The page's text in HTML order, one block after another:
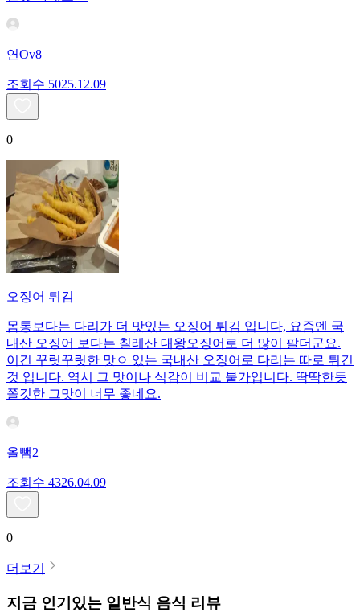
연Ov8
조회수 5025.12.09
0
오징어 튀김
몸통보다는 다리가 더 맛있는 오징어 튀김 입니다, 요즘엔 국
내산 오징어 보다는 칠레산 대왕오징어로 더 많이 팔더군요.
이건 꾸릿꾸릿한 맛ㅇ 있는 국내산 오징어로 다리는 따로 튀긴
것 입니다. 역시 그 맛이나 식감이 비교 불가입니다. 딱딱한듯
쫄깃한 그맛이 너무 좋네요.
올뺌2
조회수 4326.04.09
0
더보기
지금 인기있는 일반식 음식 리뷰